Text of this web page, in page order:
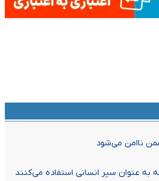
ناامن می‌شود
به عنوان سپر انسانی استفاده می‌کنند